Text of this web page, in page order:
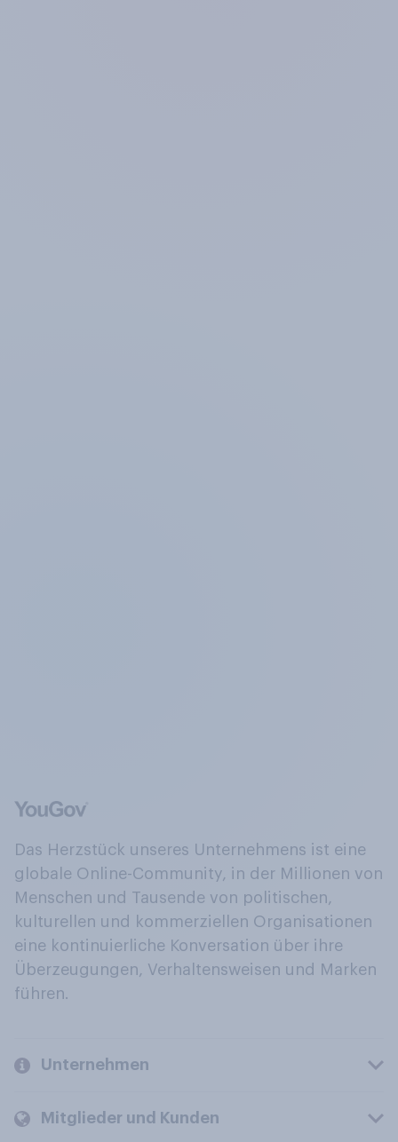
Das Herzstück unseres Unternehmens ist eine
globale Online-Community, in der Millionen von
Menschen und Tausende von politischen,
kulturellen und kommerziellen Organisationen
eine kontinuierliche Konversation über ihre
Überzeugungen, Verhaltensweisen und Marken
führen.
Unternehmen
Mitglieder und Kunden